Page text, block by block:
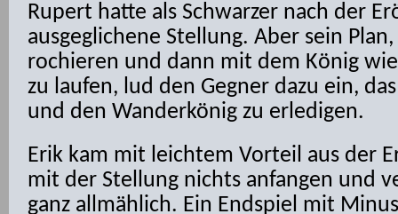
Rupert hatte als Schwarzer nach der
ausgeglichene Stellung. Aber sein
rochieren und dann mit dem König
zu laufen, lud den Gegner dazu ein,
und den Wanderkönig zu erledigen.
Erik kam mit leichtem Vorteil aus der
mit der Stellung nichts anfangen und
ganz allmählich. Ein Endspiel mit